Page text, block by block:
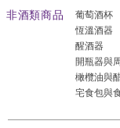
非酒類商品
葡萄酒杯
恆溫酒器
醒酒器
開瓶器與
橄欖油與
宅食包與